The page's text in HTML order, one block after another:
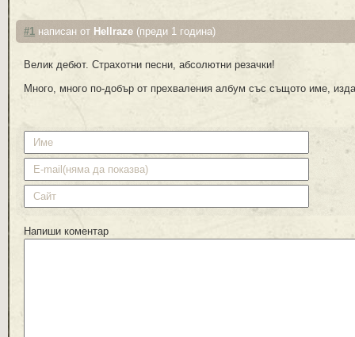
#1 написан от Hellraze (преди 1 година)
Велик дебют. Страхотни песни, абсолютни резачки!
Много, много по-добър от прехваления албум със същото име,
Напиши коментар